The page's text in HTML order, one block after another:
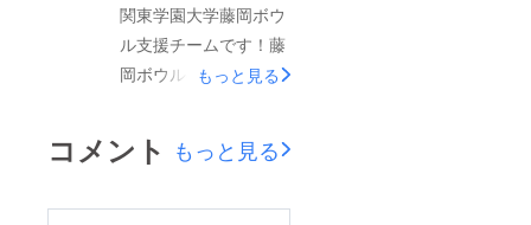
ファンディングの拡
散、支援よろしくお願
いします！
関東学園大学藤岡ボウ
ル支援チームです！藤
岡ボウルの中を紹介し
つ、ボウリング以外の
もっと見る
コメント もっと見る